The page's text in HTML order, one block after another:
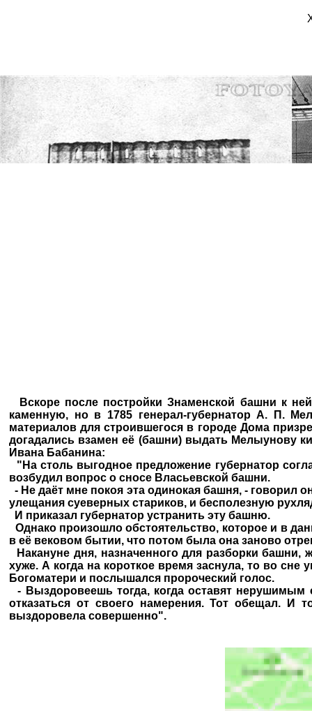
Вскоре после постройки Знаменской башни к
каменную, но в 1785 генерал-губернатор А. П.
материалов для строившегося в городе Дома
догадались взамен её (башни) выдать Мелыунову
Ивана Бабанина:
"На столь выгодное предложение губернатор
возбудил вопрос о сносе Власьевской башни.
- Не даёт мне покоя эта одинокая башня, -
улещания суеверных стариков, и бесполезную
И приказал губернатор устранить эту башню.
Однако произошло обстоятельство, которое и в
в её вековом бытии, что потом была она заново
Накануне дня, назначенного для разборки башни,
хуже. А когда на короткое время заснула, то во
Богоматери и послышался пророческий голос.
- Выздоровеешь тогда, когда оставят нерушимым
отказаться от своего намерения. Тот обещал. И
выздоровела совершенно".